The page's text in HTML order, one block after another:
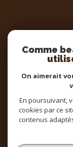
© 2026 |
Comme
On aimerait
En poursuivant,
cookies par ce
contenus